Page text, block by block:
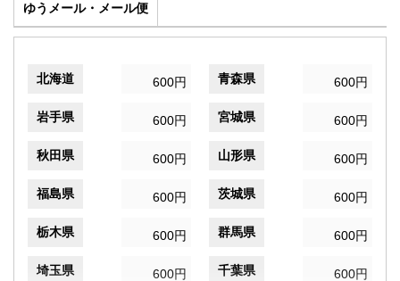
ゆうメール・メール便
北海道 600円 青森県 600円
岩手県 600円 宮城県 600円
秋田県 600円 山形県 600円
福島県 600円 茨城県 600円
栃木県 600円 群馬県 600円
埼玉県 600円 千葉県 600円